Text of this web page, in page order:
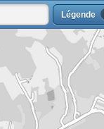
Légende